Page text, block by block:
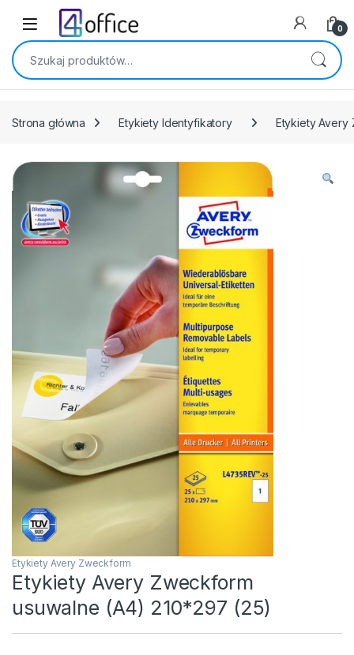
Skip to navigation
Skip to content
0
Szukaj:
Strona główna Etykiety Identyfikatory Etykiety Avery
Etykiety Avery Zweckform
Etykiety Avery Zweckform
usuwalne (A4) 210*297 (25)